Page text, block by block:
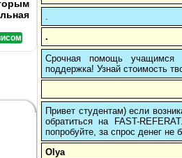
.
Срочная помощь учащимся в
поддержка! Узнай стоимость
Привет студентам) если
обратиться на FAST-
попробуйте, за спрос денег не
Olya